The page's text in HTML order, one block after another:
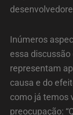
Inúmeros
essa
representam
causa e do
como já temos
preocupação: